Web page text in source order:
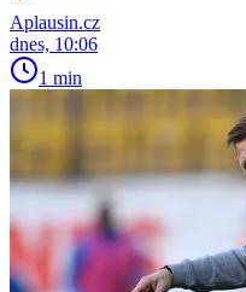
Aplausin.cz
dnes, 10:06
1 min